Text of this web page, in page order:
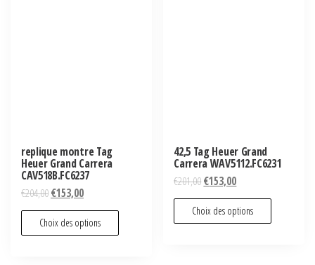
replique montre Tag
Heuer Grand Carrera
CAV518B.FC6237
€204,00€153,00
Choix des options
42,5 Tag Heuer Grand
Carrera WAV5112.FC6231
€201,00€153,00
Choix des options